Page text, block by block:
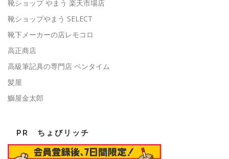
靴ショップ やまう 楽天市場店
靴ショップやまう SELECT
靴下メーカーの店レモコロ
高正商店
高級筆記具の専門店 ペンタイム
髪屋
鰤屋金太郎
PR ちょびリッチ